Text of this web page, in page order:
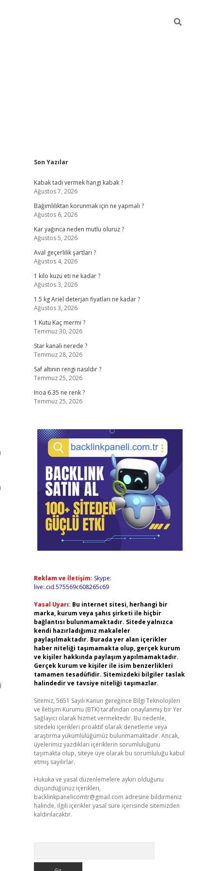
Sidebar
Son Yazılar
Kabak tadı vermek hangi kabak ?
Ağustos 7, 2026
Bağımlılıktan korunmak için ne yapmalı ?
Ağustos 6, 2026
Kar yağınca neden mutlu oluruz ?
Ağustos 5, 2026
Aval geçerlilik şartları ?
Ağustos 4, 2026
1 kilo kuzu eti ne kadar ?
Ağustos 3, 2026
1.5 kg Ariel deterjan fiyatları ne kadar ?
Ağustos 3, 2026
1 Kutu Kaç mermi ?
Temmuz 30, 2026
Star kanalı nerede ?
Temmuz 28, 2026
Saf altının rengi nasıldır ?
Temmuz 25, 2026
Inoa 6.35 ne renk ?
Temmuz 25, 2026
Reklam ve İletişim: Skype:
live:.cid.575569c608265c69
Yasal Uyarı: Bu internet sitesi, herhangi bir
marka, kurum veya şahıs şirketi ile hiçbir
bağlantısı bulunmamaktadır. Sitede yalnızca
kendi hazırladığımız makaleler
paylaşılmaktadır. Burada yer alan içerikler
haber niteliği taşımamakta olup, gerçek kurum
ve kişiler hakkında paylaşım yapılmamaktadır.
Gerçek kurum ve kişiler ile isim benzerlikleri
tamamen tesadüfidir. Sitemizdeki bilgiler taslak
halindedir ve tavsiye niteliği taşımazlar.
Sitemiz, 5651 Sayılı Kanun gereğince Bilgi Teknolojileri
ve İletişim Kurumu (BTK) tarafından onaylanmış bir Yer
Sağlayıcı olarak hizmet vermektedir. Bu nedenle,
sitedeki içerikleri proaktif olarak denetleme veya
araştırma yükümlülüğümüz bulunmamaktadır. Ancak,
üyelerimiz yazdıkları içeriklerin sorumluluğunu
taşımakta olup, siteye üye olarak bu sorumluluğu kabul
etmiş sayılırlar.
Hukuka ve yasal düzenlemelere aykırı olduğunu
düşündüğünüz içerikleri,
backlinkpanelicomtr@gmail.com adresine bildirmeniz
halinde, ilgili içerikler yasal süre içerisinde sitemizden
kaldırılacaktır.